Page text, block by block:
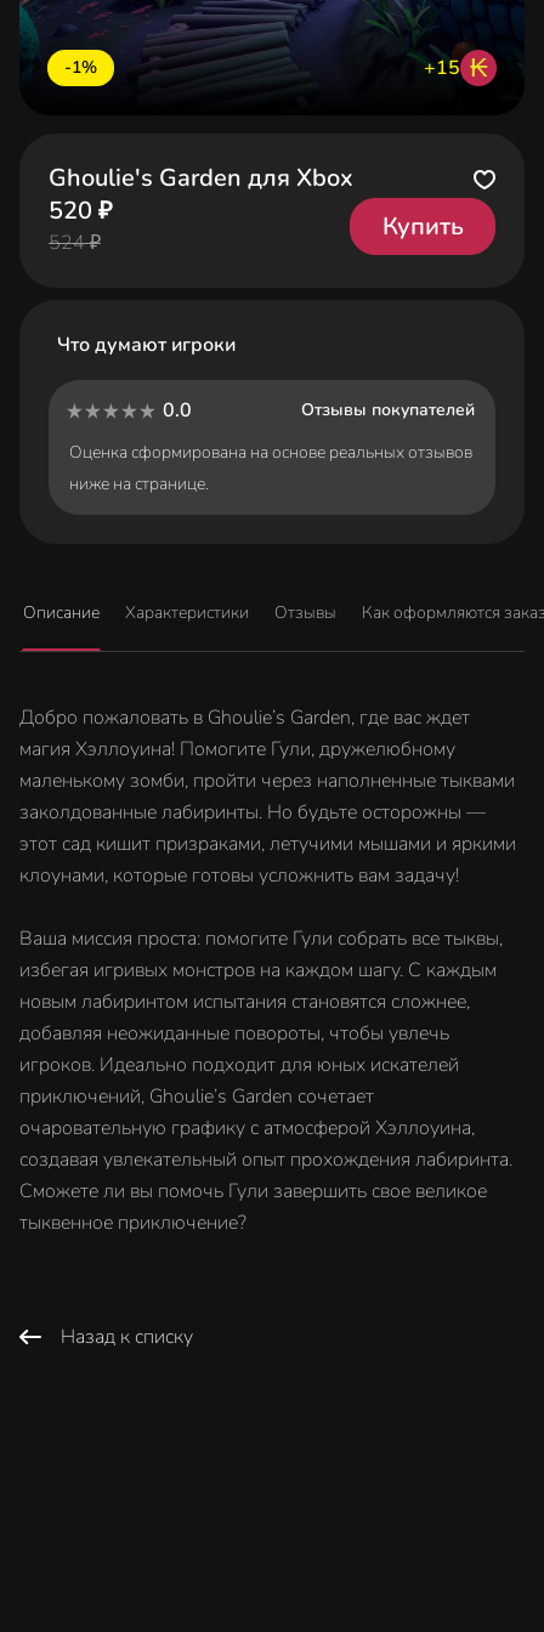
-1% +15 ₭
Ghoulie's Garden для Xbox
520 ₽
524 ₽
Купить
Что думают игроки
0.0
Отзывы покупателей
Оценка сформирована на основе реальных отзывов
ниже на странице.
Описание Характеристики Отзывы Как оформляются
Добро пожаловать в Ghoulie’s Garden, где вас ждет
магия Хэллоуина! Помогите Гули, дружелюбному
маленькому зомби, пройти через наполненные тыквами
заколдованные лабиринты. Но будьте осторожны —
этот сад кишит призраками, летучими мышами и яркими
клоунами, которые готовы усложнить вам задачу!
Ваша миссия проста: помогите Гули собрать все тыквы,
избегая игривых монстров на каждом шагу. С каждым
новым лабиринтом испытания становятся сложнее,
добавляя неожиданные повороты, чтобы увлечь
игроков. Идеально подходит для юных искателей
приключений, Ghoulie’s Garden сочетает
очаровательную графику с атмосферой Хэллоуина,
создавая увлекательный опыт прохождения лабиринта.
Сможете ли вы помочь Гули завершить свое великое
тыквенное приключение?
Назад к списку